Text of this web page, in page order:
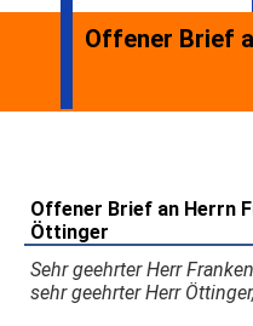
Offener Brief
Offener Brief an Herrn
Öttinger
Sehr geehrter Herr
sehr geehrter Herr Öttinger,